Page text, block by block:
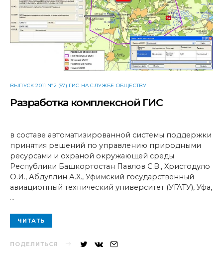
ВЫПУСК 2011 №2 (57) ГИС НА СЛУЖБЕ ОБЩЕСТВУ
Разработка комплексной ГИС
в составе автоматизированной системы поддержки
принятия решений по управлению природными
ресурсами и охраной окружающей среды
Республики Башкортостан Павлов С.В., Христодуло
О.И., Абдуллин А.Х., Уфимский государственный
авиационный технический университет (УГАТУ), Уфа,
…
ЧИТАТЬ
ПОДЕЛИТЬСЯ